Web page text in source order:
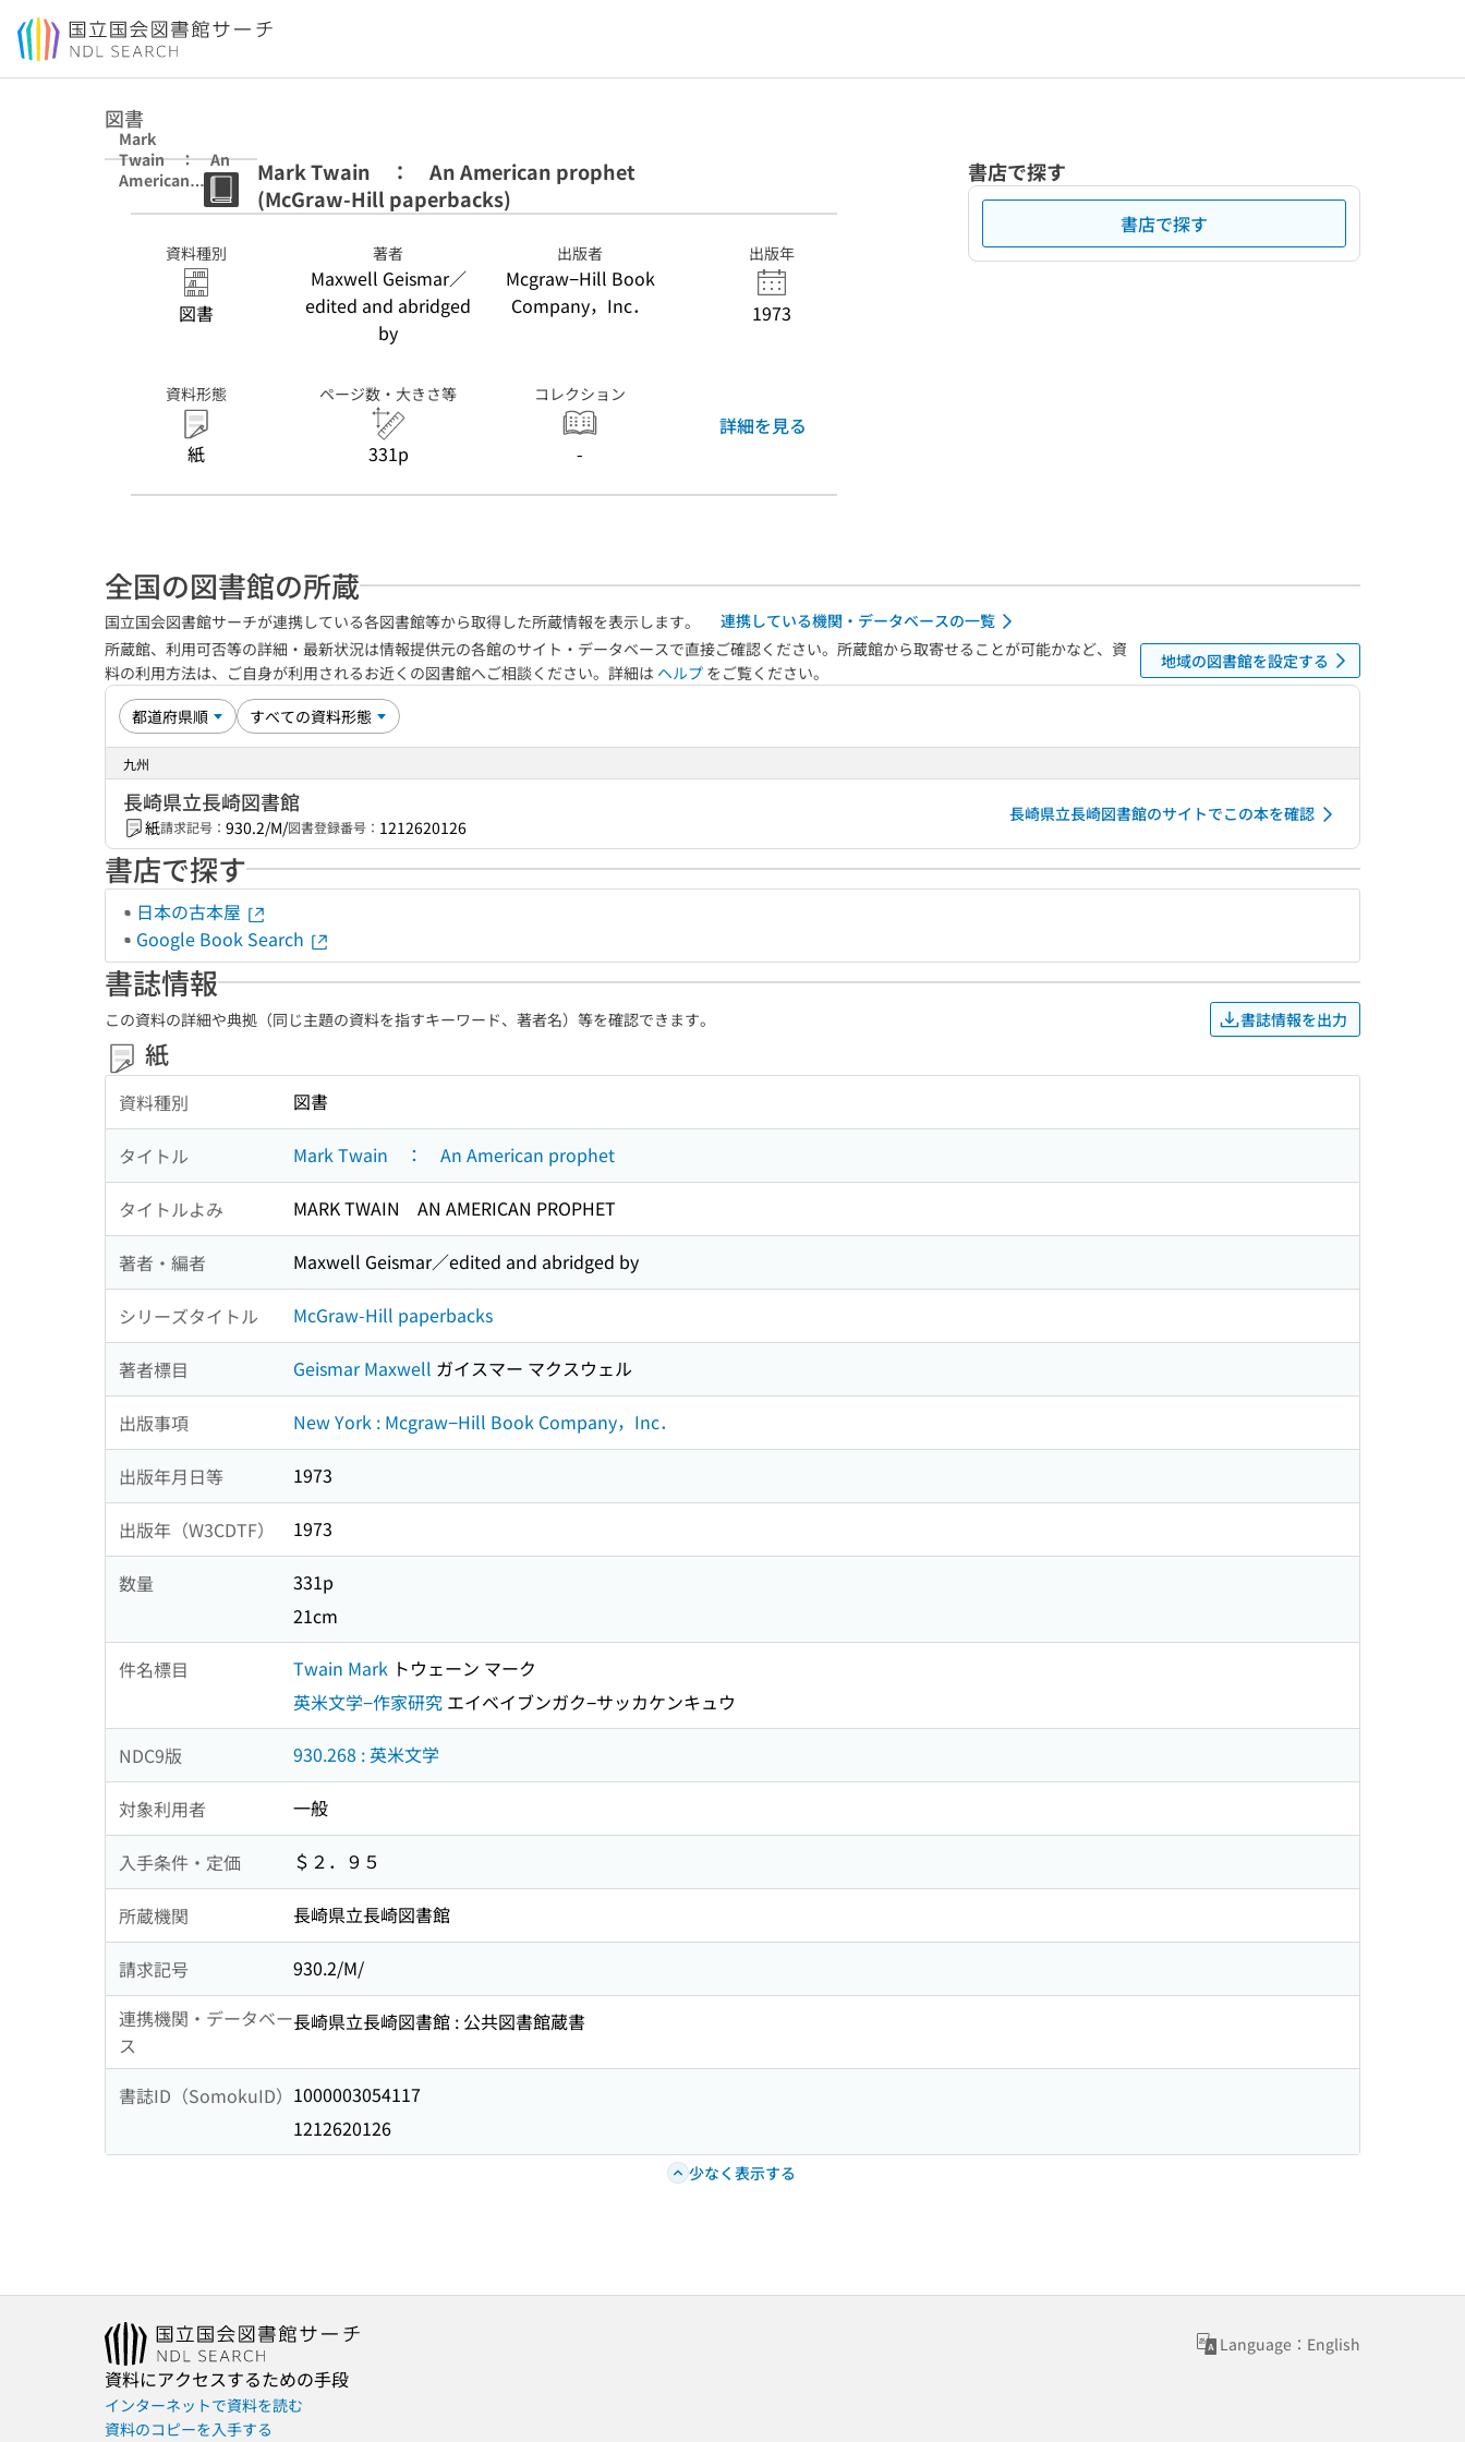
本文へ移動
図書
Mark
Twain ： An
American
(McGraw-Hill
paperbacks)
Mark Twain ： An American prophet
(McGraw-Hill paperbacks)
資料種別
図書
著者
Maxwell Geismar／
edited and abridged
by
出版者
Mcgraw−Hill Book
Company，Inc．
出版年
1973
資料形態
紙
ページ数・大きさ等
331p
コレクション
-
詳細を見る
書店で探す
書店で探す
全国の図書館の所蔵
国立国会図書館サーチが連携している各図書館等から取得した所蔵情報を表示します。
連携している機関・データベースの一覧
所蔵館、利用可否等の詳細・最新状況は情報提供元の各館のサイト・データベースで直接ご確認ください。所蔵館から取寄せることが可能かなど、資
料の利用方法は、ご自身が利用されるお近くの図書館へご相談ください。詳細は ヘルプ をご覧ください。
地域の図書館を設定する
九州
長崎県立長崎図書館
紙請求記号： 930.2/M/図書登録番号： 1212620126
長崎県立長崎図書館のサイトでこの本を確認
書店で探す
日本の古本屋
Google Book Search
書誌情報
この資料の詳細や典拠（同じ主題の資料を指すキーワード、著者名）等を確認できます。 書誌情報を出力
紙
資料種別 図書
タイトル Mark Twain ： An American prophet
タイトルよみ MARK TWAIN AN AMERICAN PROPHET
著者・編者 Maxwell Geismar／edited and abridged by
シリーズタイトル McGraw-Hill paperbacks
著者標目 Geismar Maxwell ガイスマー マクスウェル
出版事項 New York : Mcgraw−Hill Book Company，Inc．
出版年月日等 1973
出版年（W3CDTF） 1973
数量
331p
21cm
件名標目 Twain Mark トウェーン マーク
英米文学−作家研究 エイベイブンガク−サッカケンキュウ
NDC9版 930.268 : 英米文学
対象利用者 一般
入手条件・定価 ＄２．９５
所蔵機関 長崎県立長崎図書館
請求記号
930.2/M/
連携機関・データベー
ス
長崎県立長崎図書館 : 公共図書館蔵書
書誌ID（SomokuID） 1000003054117
1212620126
少なく表示する
Language：English
資料にアクセスするための手段
インターネットで資料を読む
資料のコピーを入手する